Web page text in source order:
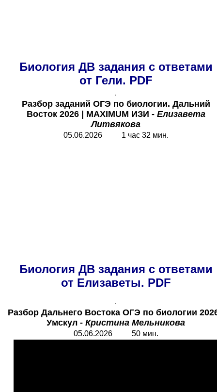
Биология ДВ задания с ответами
от Гели. PDF
.
Разбор заданий ОГЭ по биологии. Дальний
Восток 2026 | MAXIMUM ИЗИ -Елизавета
Литвякова
05.06.2026 1 час 32 мин.
Биология ДВ задания с ответами
от Елизаветы. PDF
.
Разбор Дальнего Востока ОГЭ по биологии
Умскул - Кристина Мельникова
05.06.2026 50 мин.